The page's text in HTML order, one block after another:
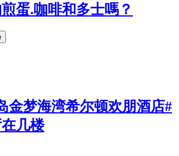
蛋.咖啡和多士嗎？
金梦海湾希尔顿欢朋酒店#
几楼